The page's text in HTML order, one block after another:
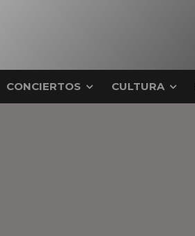
CONCIERTOS CULTURA